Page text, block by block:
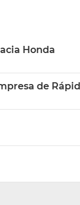
Honda
de